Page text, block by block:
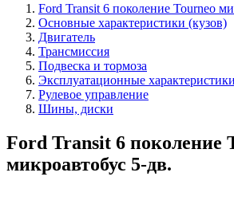
Ford Transit 6 поколение Tourneo
Основные характеристики (кузов)
Двигатель
Трансмиссия
Подвеска и тормоза
Эксплуатационные характеристики
Рулевое управление
Шины, диски
Ford Transit 6 поколение
микроавтобус 5-дв.